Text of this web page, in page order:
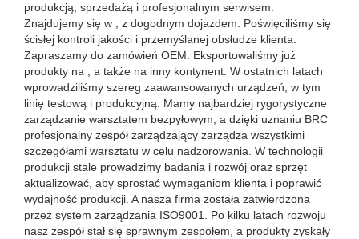
produkcją, sprzedażą i profesjonalnym serwisem.
Znajdujemy się w , z dogodnym dojazdem. Poświęciliśmy się
ścisłej kontroli jakości i przemyślanej obsłudze klienta.
Zapraszamy do zamówień OEM. Eksportowaliśmy już
produkty na , a także na inny kontynent. W ostatnich latach
wprowadziliśmy szereg zaawansowanych urządzeń, w tym
linię testową i produkcyjną. Mamy najbardziej rygorystyczne
zarządzanie warsztatem bezpyłowym, a dzięki uznaniu BRC
profesjonalny zespół zarządzający zarządza wszystkimi
szczegółami warsztatu w celu nadzorowania. W technologii
produkcji stale prowadzimy badania i rozwój oraz sprzęt
aktualizować, aby sprostać wymaganiom klienta i poprawić
wydajność produkcji. A nasza firma została zatwierdzona
przez system zarządzania ISO9001. Po kilku latach rozwoju
nasz zespół stał się sprawnym zespołem, a produkty zyskały